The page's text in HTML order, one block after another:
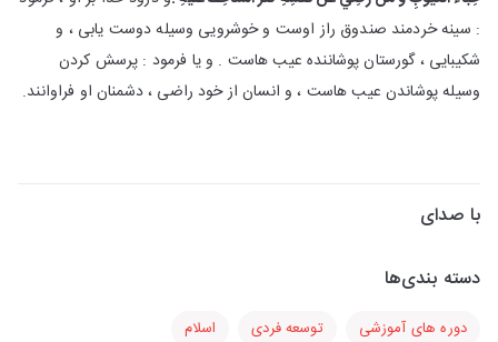
: سينه خردمند صندوق راز اوست و خوشرويى وسيله دوست يابى ، و
شكيبايى ، گورستان پوشاننده عيب هاست . و يا فرمود : پرسش كردن
وسيله پوشاندن عيب هاست ، و انسان از خود راضى ، دشمنان او فراوانند.
با صدای
دسته بندی‌ها
دوره های آموزشی توسعه فردی اسلام